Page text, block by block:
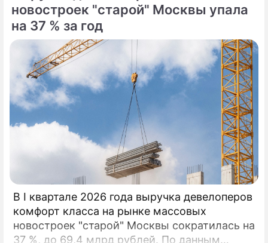
По теме
За год квартиры в России подорожали
Жители каких регионов разоряются на
ипотеку
новостроек "старой" Москвы упала
на 37 % за год
В I квартале 2026 года выручка девелоперов
комфорт класса на рынке массовых
новостроек "старой" Москвы сократилась на
37 %, до 69,4 млрд рублей. По данным